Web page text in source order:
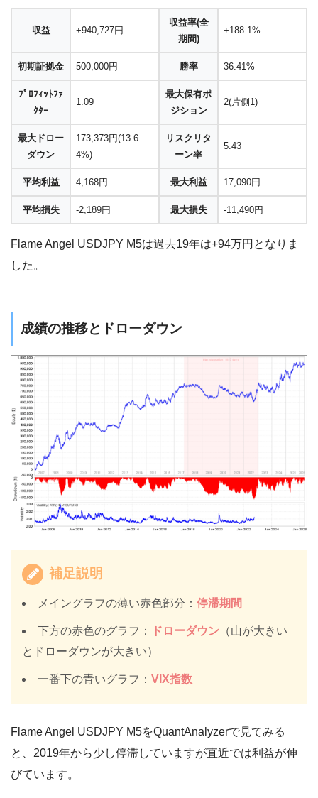
収益 +940,727円
収益率(全
期間)
+188.1%
初期証拠金 500,000円 勝率 36.41%
ﾌﾟﾛﾌｨｯﾄﾌｧ
ｸﾀｰ
1.09
最大保有ポ
ジション
2(片側1)
最大ドロー
ダウン
173,373円(13.6
4%)
リスクリタ
ーン率
5.43
平均利益 4,168円 最大利益 17,090円
平均損失 -2,189円 最大損失 -11,490円
Flame Angel USDJPY M5は過去19年は+94万円となりま
した。
成績の推移とドローダウン
補足説明
メイングラフの薄い赤色部分： 停滞期間
下方の赤色のグラフ： ドローダウン （山が大きい
とドローダウンが大きい）
一番下の青いグラフ： VIX指数
Flame Angel USDJPY M5をQuantAnalyzerで見てみる
と、2019年から少し停滞していますが直近では利益が伸
びています。